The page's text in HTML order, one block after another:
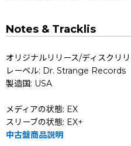
Notes & Tracklis
オリジナルリリース/ディスクリ
レーベル: Dr. Strange Records
製造国: USA
メディアの状態: EX
スリーブの状態: EX+
中古盤商品説明